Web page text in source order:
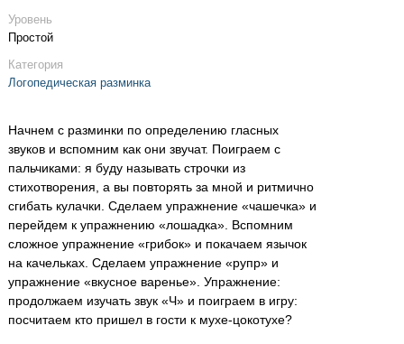
Уровень
Простой
Категория
Логопедическая разминка
Начнем с разминки по определению гласных
звуков и вспомним как они звучат. Поиграем с
пальчиками: я буду называть строчки из
стихотворения, а вы повторять за мной и ритмично
сгибать кулачки. Сделаем упражнение «чашечка» и
перейдем к упражнению «лошадка». Вспомним
сложное упражнение «грибок» и покачаем язычок
на качельках. Сделаем упражнение «рупр» и
упражнение «вкусное варенье». Упражнение:
продолжаем изучать звук «Ч» и поиграем в игру:
посчитаем кто пришел в гости к мухе-цокотухе?